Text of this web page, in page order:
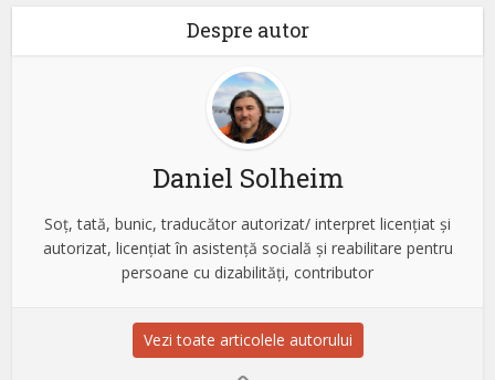
Despre autor
Daniel Solheim
Soț, tată, bunic, traducător autorizat/ interpret licențiat și
autorizat, licențiat în asistență socială și reabilitare pentru
persoane cu dizabilități, contributor
Vezi toate articolele autorului